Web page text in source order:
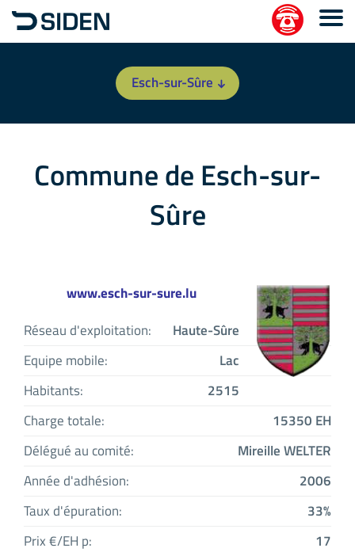
Esch-sur-Sûre
Commune de Esch-sur-
Sûre
www.esch-sur-sure.lu
Réseau d'exploitation:
Haute-Sûre
Equipe mobile:
Lac
Habitants:
2515
Charge totale:
15350 EH
Délégué au comité:
Mireille WELTER
Année d'adhésion:
2006
Taux d'épuration:
33%
Prix €/EH p:
17